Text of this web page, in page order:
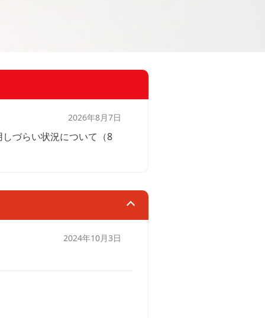
2026年8月7日
づらい状況について（8
2024年10月3日